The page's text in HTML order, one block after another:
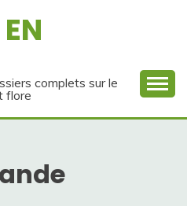
complets sur le
flore